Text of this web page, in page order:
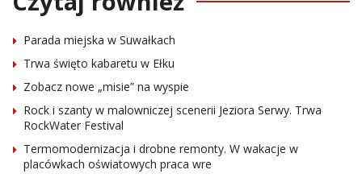
Parada miejska w Suwałkach
Trwa święto kabaretu w Ełku
Zobacz nowe „misie” na wyspie
Rock i szanty w malowniczej scenerii Jeziora Serwy. Trwa
RockWater Festival
Termomodernizacja i drobne remonty. W wakacje w
placówkach oświatowych praca wre